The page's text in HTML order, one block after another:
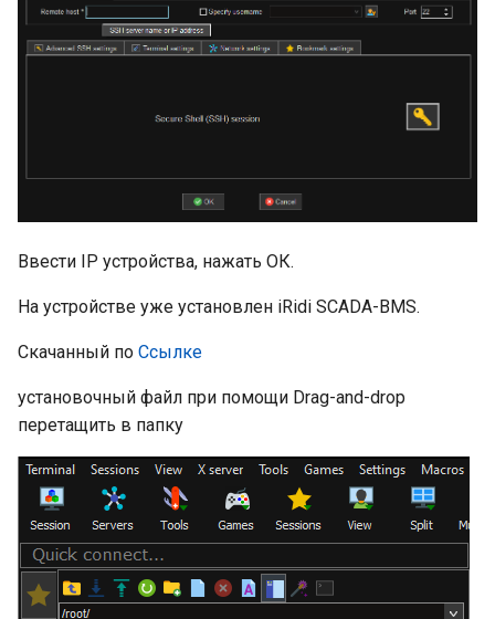
Ввести IP устройства, нажать ОК.
На устройстве уже установлен iRidi SCADA-BMS.
Скачанный по Ссылке
установочный файл при помощи Drag-and-drop
перетащить в папку